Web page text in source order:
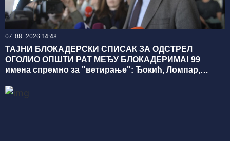
07. 08. 2026 14:48
ТАЈНИ БЛОКАДЕРСКИ СПИСАК ЗА ОДСТРЕЛ
ОГОЛИО ОПШТИ РАТ МЕЂУ БЛОКАДЕРИМА! 99
имена спремно за "ветирање": Ђокић, Ломпар,